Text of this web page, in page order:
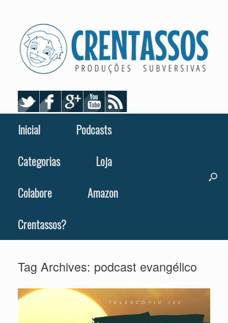
Inicial
Podcasts
Categorias
Loja
Colabore
Amazon
Crentassos?
Tag Archives: podcast evangélico